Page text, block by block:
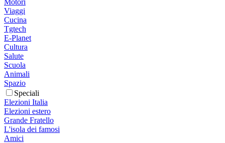
Viaggi
Cucina
Tgtech
E-Planet
Cultura
Salute
Scuola
Animali
Spazio
Speciali
Elezioni Italia
Elezioni estero
Grande Fratello
L'isola dei famosi
Amici